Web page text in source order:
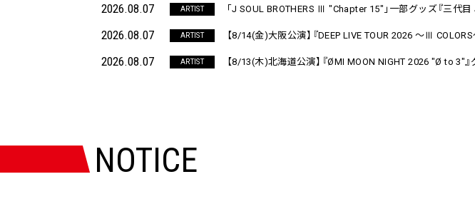
2026.08.07 ARTIST 「J SOUL BROTHERS Ⅲ "Chapter 15" 」一部グッズ『三代目
2026.08.07 ARTIST 【8/14(金)大阪公演】
『DEEP LIVE TOUR 2026 ～Ⅲ COLORS
2026.08.07 ARTIST 【8/13(木)北海道公演】
『ØMI MOON NIGHT 2026 "Ø to 3"』
NOTICE